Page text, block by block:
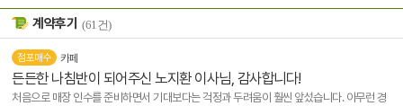
계약후기 (61건)
점포매수 카페
든든한 나침반이 되어주신 노지환 이사님, 감사합니다!
처음으로 매장 인수를 준비하면서 기대보다는 걱정과 두려움이 훨씬 앞섰습니다. 아무런 경